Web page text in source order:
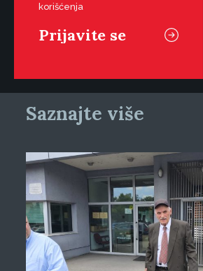
korišćenja
Saznajte više